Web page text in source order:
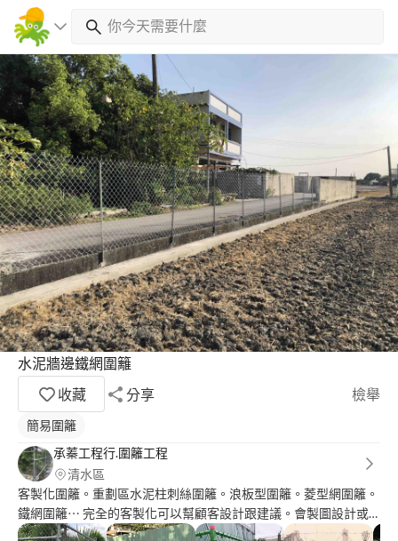
水泥牆邊鐵網圍籬
收藏
分享 檢舉
簡易圍籬
承蓁工程行.圍籬工程
清水區
客製化圍籬。重劃區水泥柱刺絲圍籬。浪板型圍籬。菱型網圍籬。
鐵網圍籬⋯ 完全的客製化可以幫顧客設計跟建議。會製圖設計或
照片參考讓顧客去挑選想要的樣式跟施工建議。 我們也有做園藝